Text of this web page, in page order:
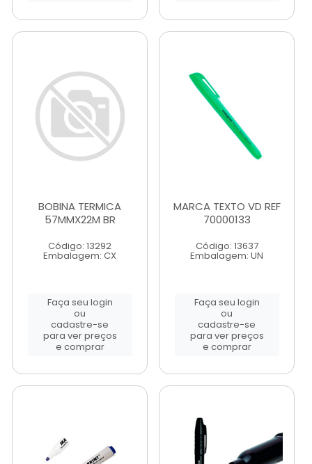
BOBINA TERMICA
57MMX22M BR
Código: 13292
Embalagem: CX
Faça seu login
ou
cadastre-se
para ver preços
e comprar
MARCA TEXTO VD REF
70000133
Código: 13637
Embalagem: UN
Faça seu login
ou
cadastre-se
para ver preços
e comprar